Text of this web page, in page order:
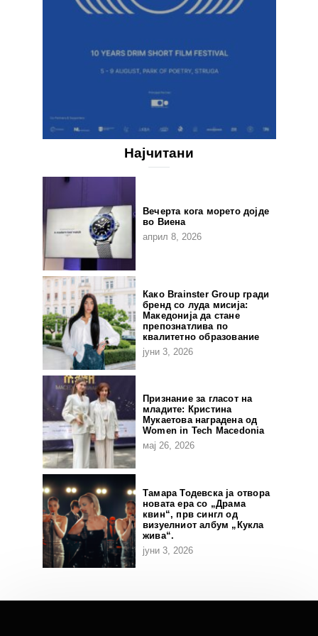
Најчитани
Вечерта кога морето дојде
во Виена
април 8, 2026
Како Brainster Group гради
бренд со луда мисија:
Македонија да стане
препознатлива по
квалитетно образование
јуни 3, 2026
Признание за гласот на
младите: Кристина
Мукаетова наградена од
Women in Tech Macedonia
мај 26, 2026
Тамара Тодевска ја отвора
новата ера со „Драма
квин“, прв сингл од
визуелниот албум „Кукла
жива“.
јуни 3, 2026